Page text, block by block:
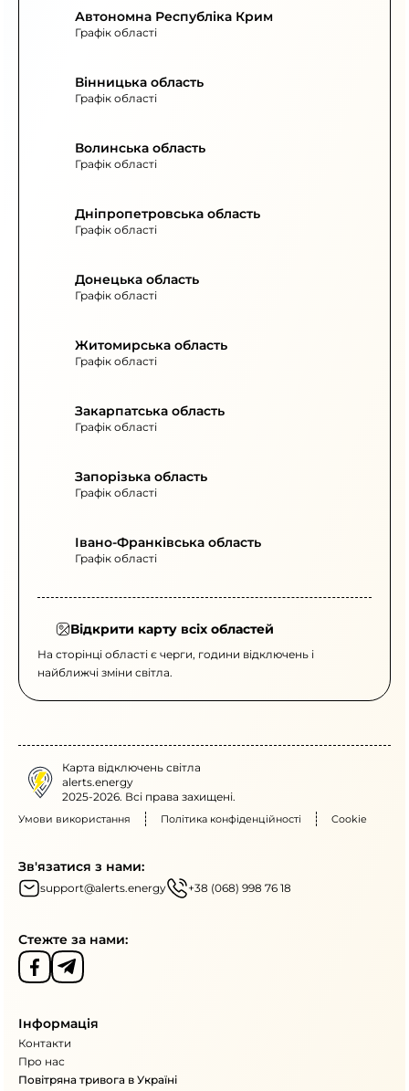
Автономна Республіка Крим
Графік області
Вінницька область
Графік області
Волинська область
Графік області
Дніпропетровська область
Графік області
Донецька область
Графік області
Житомирська область
Графік області
Закарпатська область
Графік області
Запорізька область
Графік області
Івано-Франківська область
Графік області
Відкрити карту всіх областей
На сторінці області є черги, години відключень і
найближчі зміни світла.
Карта відключень світла
alerts.energy
2025-2026. Всі права захищені.
Умови використання Політика конфіденційності Cookie
Зв'язатися з нами:
support@alerts.energy +38 (068) 998 76 18
Стежте за нами:
Інформація
Контакти
Про нас
Повітряна тривога в Україні